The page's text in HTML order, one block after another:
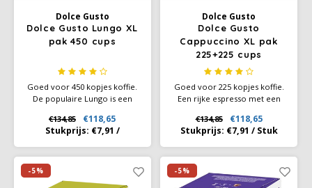
Joerges Gorilla
La Brasiliana
Lavazza
Dolce Gusto
Dolce Gusto Lungo XL
pak 450 cups
Goed voor 450 kopjes koffie.
De populaire Lungo is een
roast koffie met krachtige
aroma's en een rijke
cremalaag. Ervaar de
complexe smaak van koffie
met een subtiele hint van
zwarte bessen.
€134,85
€118,65
Stukprijs: €7,91 /
Dolce Gusto
Dolce Gusto
Cappuccino XL pak
225+225 cups
Goed voor 225 kopjes koffie.
Een rijke espresso met een
melkschuim. Cappuccino is
Italiaans voor 'kap' wat een
verklaring.
€134,85
€118,65
Stukprijs: €7,91 / Stuk
-5% -5%